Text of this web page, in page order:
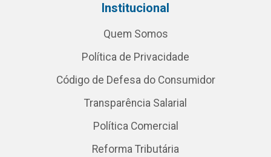
Institucional
Quem Somos
Política de Privacidade
Código de Defesa do Consumidor
Transparência Salarial
Política Comercial
Reforma Tributária